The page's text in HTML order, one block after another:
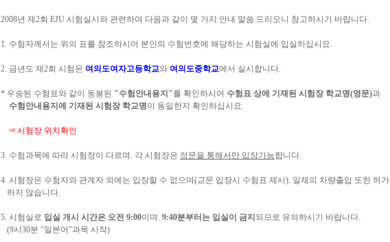
2008년 제2회 EJU 시험실시와 관련하여 다음과 같이 몇 가지 안내 말씀 드리오니 참고하시기 바랍니다.
1. 수험자께서는 위의 표를 참조하시어 본인의 수험번호에 해당하는 시험실에 입실하십시요.
2. 금년도 제2회 시험은 여의도여자고등학교와 여의도중학교에서 실시합니다.
* 우송된 수험표와 같이 동봉된 "수험안내용지"를 확인하시어 수험표 상에 기재된 시험장 학교명(영문)과
수험안내용지에 기재된 시험장 학교명이 동일한지 확인하십시요.
☞시험장 위치확인
3. 수험과목에 따라 시험장이 다르며. 각 시험장은 정문을 통해서만 입장가능합니다.
4. 시험장은 수험자와 관계자 외에는 입장할 수 없으며(교문 입장시 수험표 제시). 일체의 차량출입 또한 허가
하지 않습니다.
5. 시험실로 입실 개시 시간은 오전 9:00이며. 9:40분부터는 입실이 금지 되므로 유의하시기 바랍니다.
(9시30분 "일본어"과목 시작)